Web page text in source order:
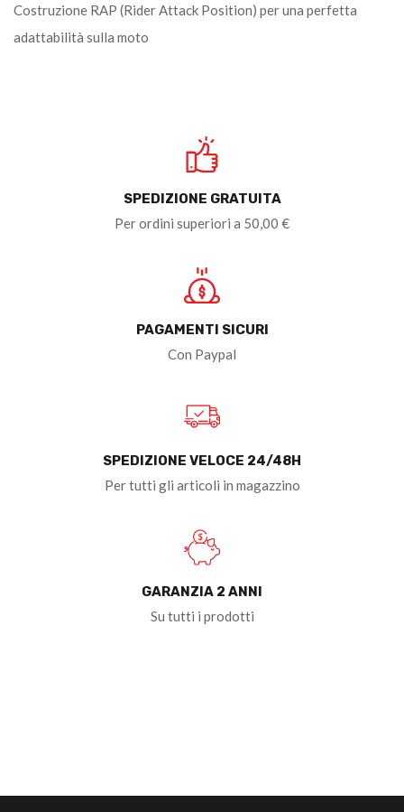
Costruzione RAP (Rider Attack Position) per una perfetta
adattabilità sulla moto
SPEDIZIONE GRATUITA
Per ordini superiori a 50,00 €
PAGAMENTI SICURI
Con Paypal
SPEDIZIONE VELOCE 24/48H
Per tutti gli articoli in magazzino
GARANZIA 2 ANNI
Su tutti i prodotti